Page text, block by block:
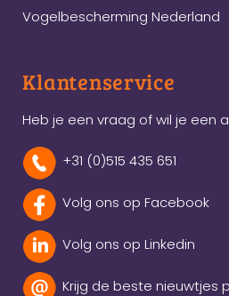
Vogelbescherming Nederland
Klantenservice
Heb je een vraag of wil je een
+31 (0)515 435 651
Volg ons op Facebook
Volg ons op Linkedin
Krijg de beste nieuwtjes